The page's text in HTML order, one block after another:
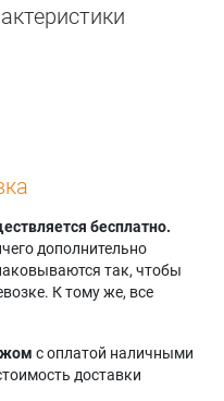
бесплатно.
дополнительно
так, чтобы
К тому же, все
с оплатой наличными
доставки